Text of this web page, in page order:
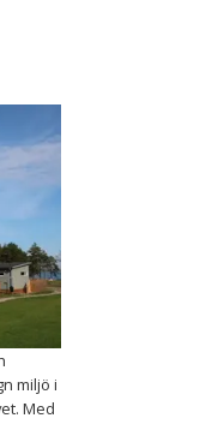
miljö i
Med